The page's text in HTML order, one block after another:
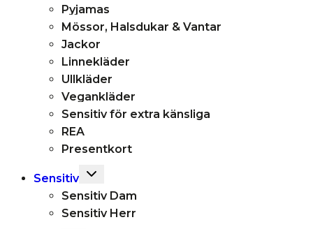
Pyjamas
Mössor, Halsdukar & Vantar
Jackor
Linnekläder
Ullkläder
Vegankläder
Sensitiv för extra känsliga
REA
Presentkort
Sensitiv Toggle
child
menu
Sensitiv Dam
Sensitiv Herr